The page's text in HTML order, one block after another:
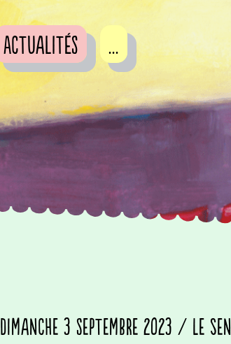
Actualités ...
Dimanche 3 septembre 2023 / Le